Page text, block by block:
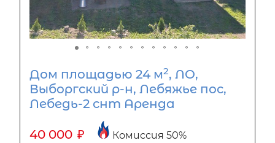
Дом площадью 24 м2, ЛО,
Выборгский р-н, Лебяжье пос,
Лебедь-2 снт Аренда
40 000 ₽ Комиссия 50%